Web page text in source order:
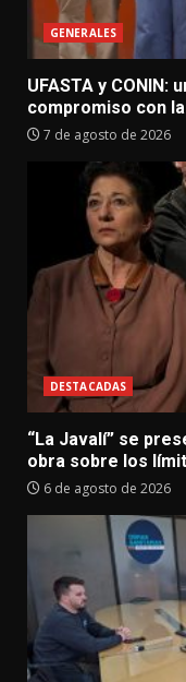
GENERALES
UFASTA y CONIN:
compromiso con
7 de agosto de 2026
DESTACADAS
“La Javalí” se
obra sobre los
6 de agosto de 2026